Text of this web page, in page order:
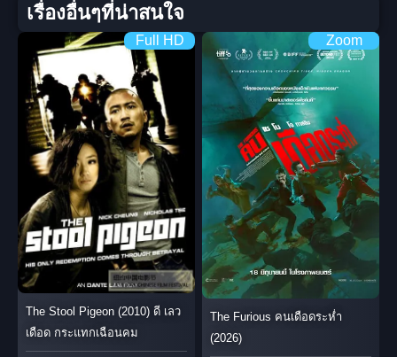
เรื่องอื่นๆที่น่าสนใจ
Full HD
The Stool Pigeon (2010) ดี เลว
เดือด กระแทกเฉือนคม
Zoom
The Furious คนเดือดระห่ำ
(2026)